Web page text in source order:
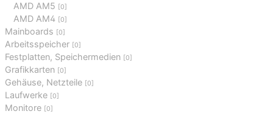
AMD AM5 [0]
AMD AM4 [0]
Mainboards [0]
Arbeitsspeicher [0]
Festplatten, Speichermedien [0]
Grafikkarten [0]
Gehäuse, Netzteile [0]
Laufwerke [0]
Monitore [0]